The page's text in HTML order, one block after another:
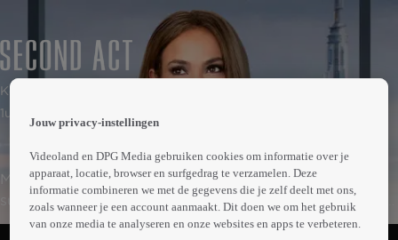
Komedie
1uur43min
Maya is succesvol als assistent-manager bij een
supermarkt, maar komt niet verder in haar carrière omdat
ze niet gestudeerd heeft. Als ze de kans krijgt te
Abonneren op Videoland
Jouw privacy-instellingen
Videoland en DPG Media gebruiken cookies om informatie over je
apparaat, locatie, browser en surfgedrag te verzamelen. Deze
informatie combineren we met de gegevens die je zelf deelt met ons,
zoals wanneer je een account aanmaakt. Dit doen we om het gebruik
van onze media te analyseren en onze websites en apps te verbeteren.